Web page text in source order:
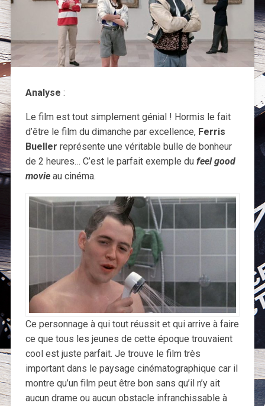
Analyse :
Le film est tout simplement génial ! Hormis le fait
d’être le film du dimanche par excellence, Ferris
Bueller représente une véritable bulle de bonheur
de 2 heures… C’est le parfait exemple du feel good
movieau cinéma.
Ce personnage à qui tout réussit et qui arrive à faire
ce que tous les jeunes de cette époque trouvaient
cool est juste parfait. Je trouve le film très
important dans le paysage cinématographique car il
montre qu’un film peut être bon sans qu’il n’y ait
aucun drame ou aucun obstacle infranchissable à